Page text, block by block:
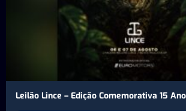
Leilão Lince – Edição Comemorativa 15